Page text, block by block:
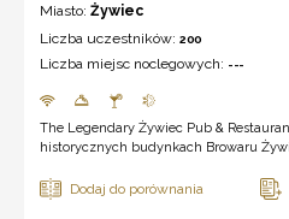
Miasto: Żywiec
Liczba uczestników: 200
Liczba miejsc noclegowych: ---
The Legendary Żywiec Pub &
historycznych budynkach Browaru